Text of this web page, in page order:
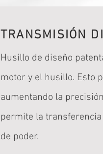
TRANSMISIÓN
Husillo de diseño
motor y el husillo. Esto
aumentando la
permite la
de poder.